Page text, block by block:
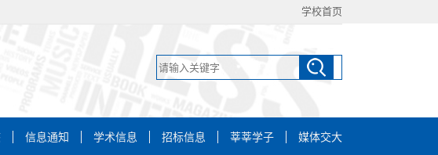
学校首页
信息通知 学术信息 招标信息 莘莘学子 媒体交大